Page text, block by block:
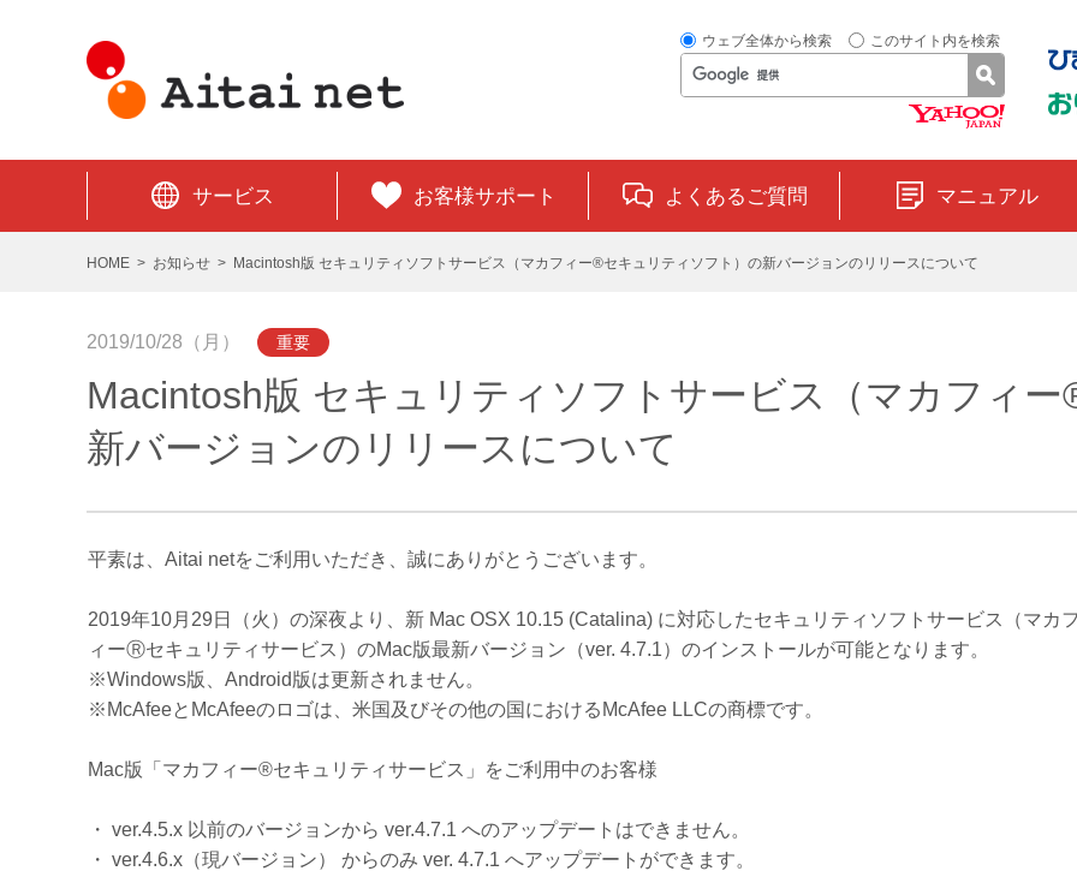
ウェブ全体から検索 このサイト内を検索
サービス お客様サポート よくあるご質問 マニュアル
HOME お知らせ Macintosh版 セキュリティソフトサービス（マカフィー®セキュリティソフト）の新バージョンのリリースについて
2019/10/28（月） 重要
Macintosh版 セキュリティソフトサービス（マカフィ
新バージョンのリリースについて
平素は、Aitai netをご利用いただき、誠にありがとうございます。
2019年10月29日（火）の深夜より、新 Mac OSX 10.15 (Catalina) に対応したセキュリティソフトサービス（マカフ
ィーⓇセキュリティサービス）のMac版最新バージョン（ver. 4.7.1）のインストールが可能となります。
※Windows版、Android版は更新されません。
※McAfeeとMcAfeeのロゴは、米国及びその他の国におけるMcAfee LLCの商標です。
Mac版「マカフィー®セキュリティサービス」をご利用中のお客様
・ ver.4.5.x 以前のバージョンから ver.4.7.1 へのアップデートはできません。
・ ver.4.6.x（現バージョン） からのみ ver. 4.7.1 へアップデートができます。